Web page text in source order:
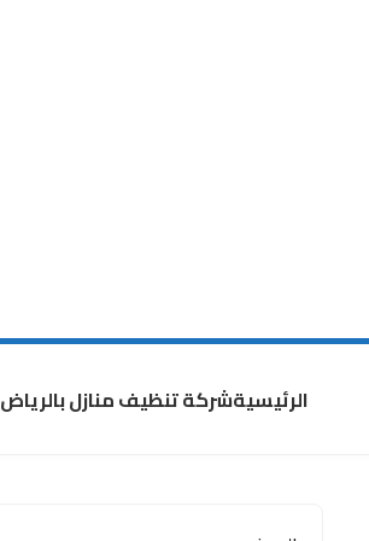
الرئيسيةشركة تنظيف منازل بالرياض